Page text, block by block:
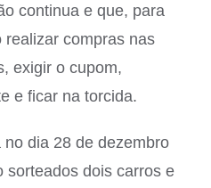
continua e que, para
compras nas
exigir o cupom,
e ficar na torcida.
dia 28 de dezembro
sorteados dois carros e